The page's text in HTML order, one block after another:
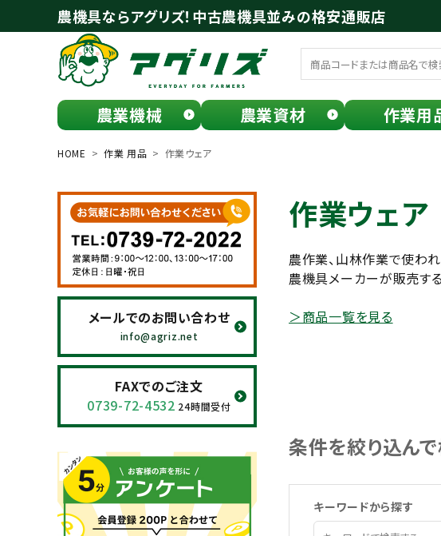
農機具ならアグリズ！中古農機具並みの格安通販店
農業機械 農業資材 作業用
ログイン person 会員登録
search
農業資材
作業用品
HOME 作業 用品 作業ウェア
メールでのお問い合わせ
info@agriz.net
FAXでのご注文
0739-72-4532 24時間受付
作業ウェア
農作業、山林作業で使わ
農機具メーカーが販売す
＞商品一覧を見る
条件を絞り込ん
キーワードから探す